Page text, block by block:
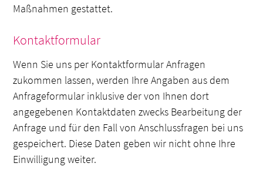
Maßnahmen gestattet.
Kontaktformular
Wenn Sie uns per Kontaktformular Anfragen
zukommen lassen, werden Ihre Angaben aus dem
Anfrageformular inklusive der von Ihnen dort
angegebenen Kontaktdaten zwecks Bearbeitung der
Anfrage und für den Fall von Anschlussfragen bei uns
gespeichert. Diese Daten geben wir nicht ohne Ihre
Einwilligung weiter.